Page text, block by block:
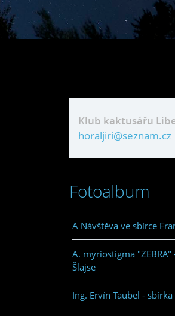
Klub kaktusářu
horaljiri@seznam.cz
Fotoalbum
A Návštěva ve sbírce
A. myriostigma "ZEBRA"
Šlajse
Ing. Ervín Taübel - sbírka